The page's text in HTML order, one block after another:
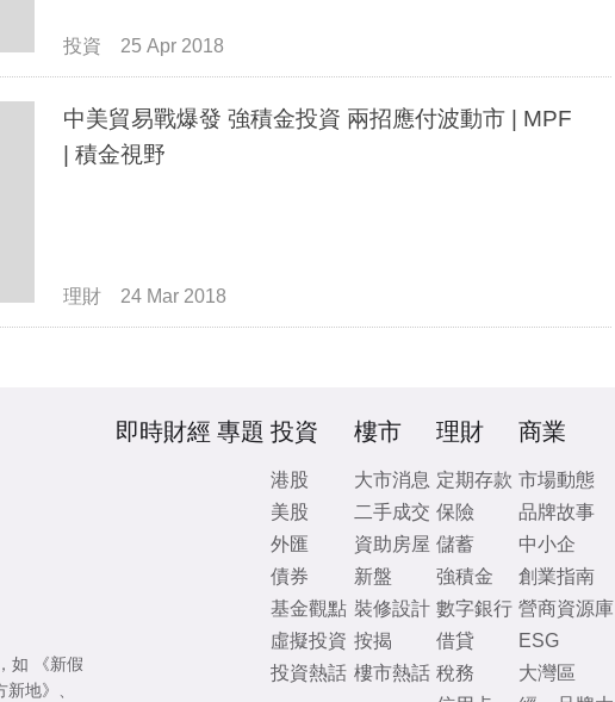
投資 25 Apr 2018
中美貿易戰爆發 強積金投資 兩招應付波動市 | MPF
| 積金視野
理財 24 Mar 2018
如
《新假
新地》
即時財經 專題 投資
港股
美股
外匯
債券
基金觀點
虛擬投資
投資熱話
樓市
大市消息
二手成交
資助房屋
新盤
裝修設計
按揭
樓市熱話
理財
定期存款
保險
儲蓄
強積金
數字銀行
借貸
稅務
商業
市場動態
品牌故事
中小企
創業指南
營商資源庫
ESG
大灣區